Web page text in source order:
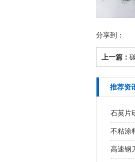
分享到：
上一篇：
推荐资
石英片
不粘涂
高速钢